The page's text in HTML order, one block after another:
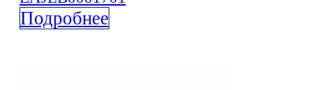
Подробнее